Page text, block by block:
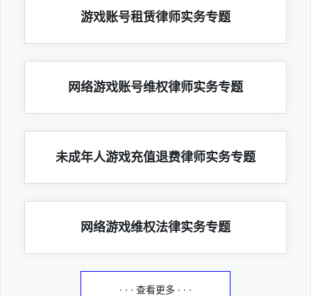
游戏账号租赁律师实务专题
网络游戏账号维权律师实务专题
未成年人游戏充值退费律师实务专题
网络游戏维权法律实务专题
· · · 查看更多 · · ·